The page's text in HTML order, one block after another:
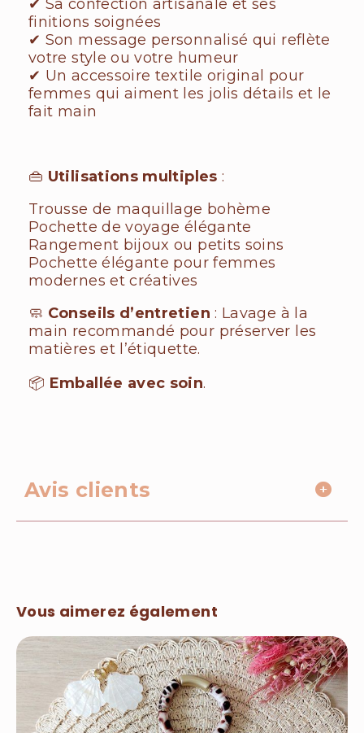
✔ Sa confection artisanale et ses
finitions soignées
✔ Son message personnalisé qui reflète
votre style ou votre humeur
✔ Un accessoire textile original pour
femmes qui aiment les jolis détails et le
fait main
👜 Utilisations multiples :
Trousse de maquillage bohème
Pochette de voyage élégante
Rangement bijoux ou petits soins
Pochette élégante pour femmes
modernes et créatives
🧼 Conseils d’entretien : Lavage à la
main recommandé pour préserver les
matières et l’étiquette.
📦 Emballée avec soin.
Avis clients
Vous aimerez également